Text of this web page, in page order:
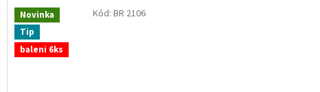
Novinka
Tip
baleni 6ks
Kód: BR 2106